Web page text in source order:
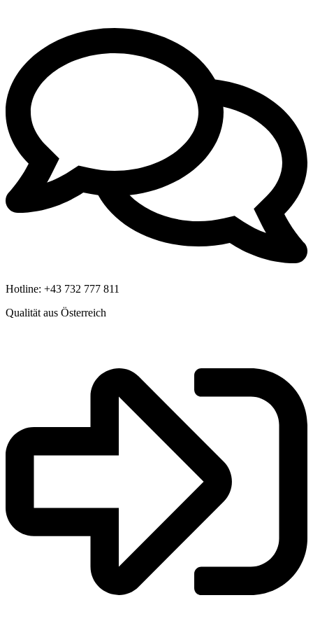
Hotline: +43 732 777 811
Qualität aus Österreich